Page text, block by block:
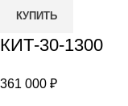
Количество
КИТ-30-
КУПИТЬ
КИТ-30-1300
361 000 ₽